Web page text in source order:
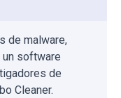
de malware,
software
de
Cleaner.